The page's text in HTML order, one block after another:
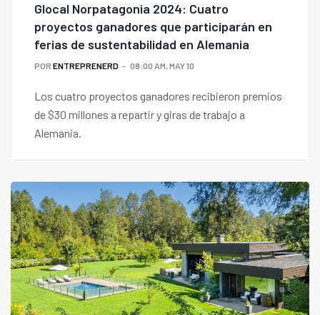
Glocal Norpatagonia 2024: Cuatro
proyectos ganadores que participarán en
ferias de sustentabilidad en Alemania
POR ENTREPRENERD 08:00 AM, MAY 10
Los cuatro proyectos ganadores recibieron premios
de $30 millones a repartir y giras de trabajo a
Alemania.